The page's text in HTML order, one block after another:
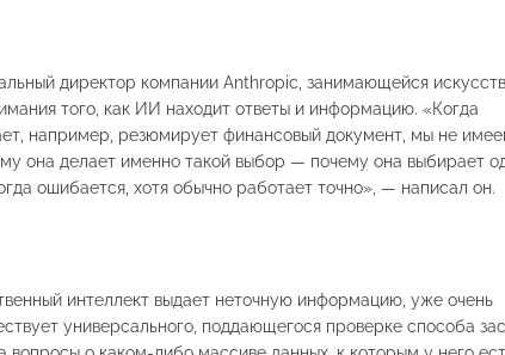
директор компании Anthropic, занимающейся
того, как ИИ находит ответы и информацию. «Когда
например, резюмирует финансовый документ, мы не
она делает именно такой выбор — почему она выбирает
ошибается, хотя обычно работает точно», — написал он.
интеллект выдает неточную информацию, уже очень
универсального, поддающегося проверке способа